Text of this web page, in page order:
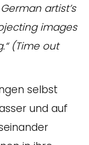
artist’s
images
(Time out
selbst
und auf